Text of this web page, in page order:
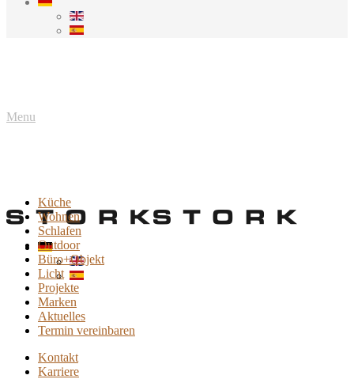
Menu
Küche
Wohnen
Schlafen
Outdoor
Büro+Objekt
Licht
Projekte
Marken
Aktuelles
Termin vereinbaren
Kontakt
Karriere